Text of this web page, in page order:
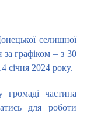
селищної
за графіком – з 30
січня 2024 року.
громаді частина
для роботи